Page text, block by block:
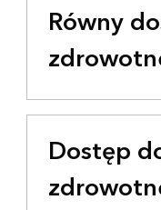
Równy
Dostęp